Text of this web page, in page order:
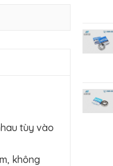
tùy vào
không